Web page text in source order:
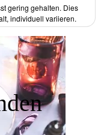
Obst und/oder
fungieren im
fünfte Rezept
Macapulver. Als
genannt.
gering gehalten. Dies
individuell variieren.